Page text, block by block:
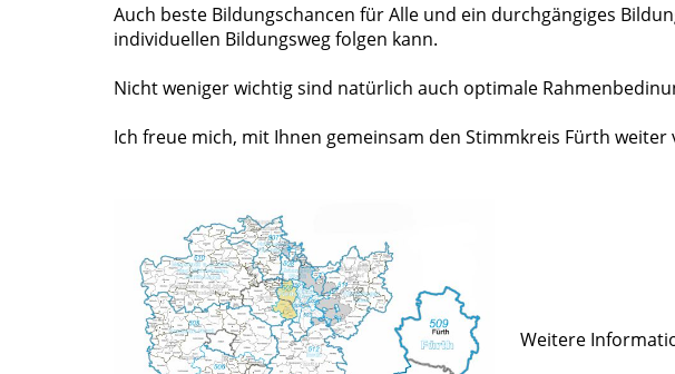
Auch beste Bildungschancen für Alle und ein durchgängiges
individuellen Bildungsweg folgen kann.
Nicht weniger wichtig sind natürlich auch optimale
Ich freue mich, mit Ihnen gemeinsam den Stimmkreis Fürth weiter
Weitere